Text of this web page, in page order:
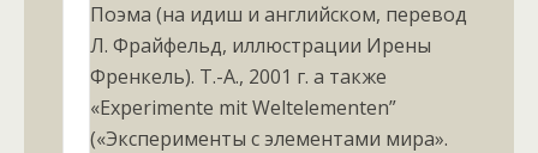
Поэма (на идиш и английском, перевод
Л. Фрайфельд, иллюстрации Ирены
Френкель). Т.-А., 2001 г. а также
«Experimente mit Weltelementen”
(«Эксперименты с элементами мира».